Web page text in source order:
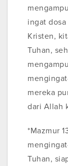
ingat
Kristen,
Tuhan,
mereka
dari Allah
*Mazmur‬
Tuhan,